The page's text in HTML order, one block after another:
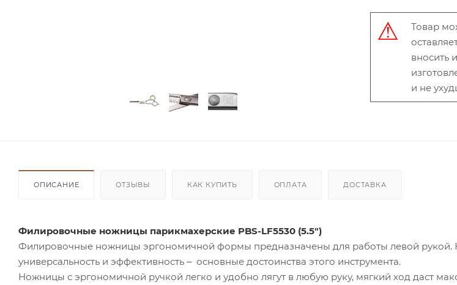
Товар
вносить
и не
ОПИСАНИЕ ОТЗЫВЫ КАК КУПИТЬ ОПЛАТА ДОСТАВКА
Филировочные ножницы парикмахерские PBS-LF5530 (5.5")
Филировочные ножницы эргономичной формы предназначены для работы левой рукой.
универсальность и эффективность ‒ основные достоинства этого инструмента.
Ножницы с эргономичной ручкой легко и удобно лягут в любую руку, мягкий ход даст